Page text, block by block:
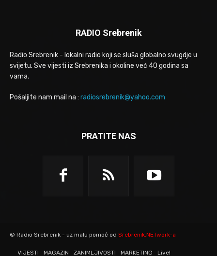
RADIO Srebrenik
Radio Srebrenik - lokalni radio koji se sluša globalno svugdje u
svijetu. Sve vijesti iz Srebrenika i okoline već 40 godina sa
vama.
Pošaljite nam mail na : radiosrebrenik@yahoo.com
PRATITE NAS
© Radio Srebrenik - uz malu pomoć od Srebrenik.NETwork-a
VIJESTI MAGAZIN ZANIMLJIVOSTI MARKETING Live!